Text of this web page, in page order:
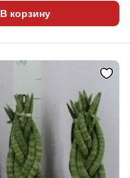
В корзину